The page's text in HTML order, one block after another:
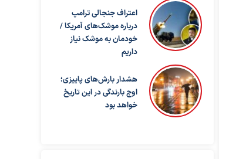
اعتراف جنجالی ترامپ
درباره موشک‌های آمریکا /
خودمان به موشک نیاز
داریم
هشدار بارش‌های پاییزی؛
اوج بارندگی در این تاریخ
خواهد بود